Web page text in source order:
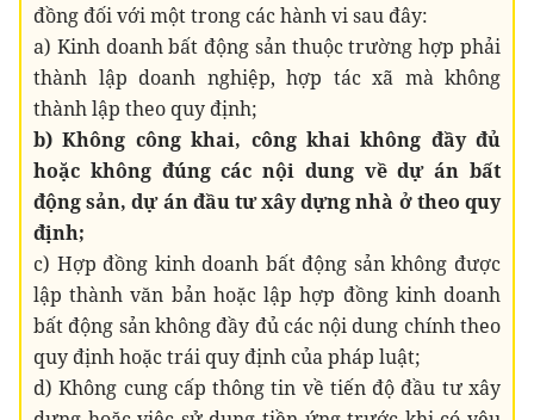
đồng đối với một trong các hành vi sau đây:
a) Kinh doanh bất động sản thuộc trường hợp phải
thành lập doanh nghiệp, hợp tác xã mà không
thành lập theo quy định;
b) Không công khai, công khai không đầy đủ
hoặc không đúng các nội dung về dự án bất
động sản, dự án đầu tư xây dựng nhà ở theo quy
định;
c) Hợp đồng kinh doanh bất động sản không được
lập thành văn bản hoặc lập hợp đồng kinh doanh
bất động sản không đầy đủ các nội dung chính theo
quy định hoặc trái quy định của pháp luật;
d) Không cung cấp thông tin về tiến độ đầu tư xây